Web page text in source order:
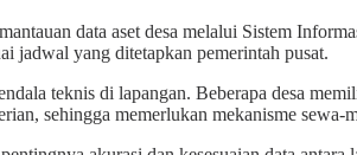
data aset desa melalui Sistem
jadwal yang ditetapkan pemerintah pusat.
teknis di lapangan. Beberapa desa
sehingga memerlukan mekanisme sewa-